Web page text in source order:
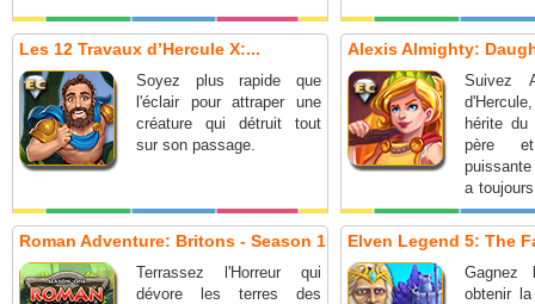
Les 12 Travaux d’Hercule X:...
Soyez plus rapide que
l'éclair pour attraper une
créature qui détruit tout
sur son passage.
Alexis Almighty:
Suivez
hérite du
père
a
!
Roman Adventure: Britons - Season 1
Terrassez l'Horreur qui
dévore les terres des
Elven Legend 5: The
Gagnez
obtenir